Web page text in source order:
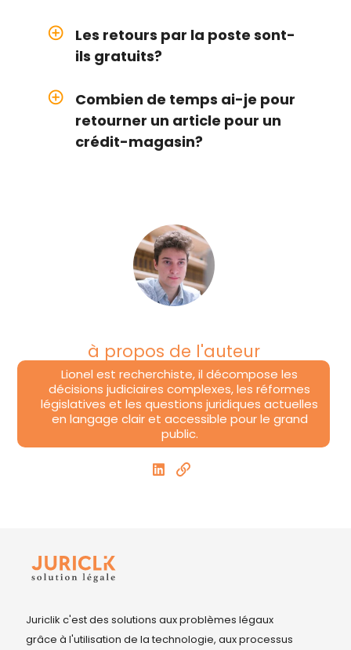
add_circle_outline
Les retours par la poste sont-
ils gratuits?
add_circle_outline
Combien de temps ai-je pour
retourner un article pour un
crédit-magasin?
à propos de l'auteur
Lionel est recherchiste, il décompose les
décisions judiciaires complexes, les réformes
législatives et les questions juridiques actuelles
en langage clair et accessible pour le grand
public.
Juriclik c'est des solutions aux problèmes légaux
grâce à l'utilisation de la technologie, aux processus